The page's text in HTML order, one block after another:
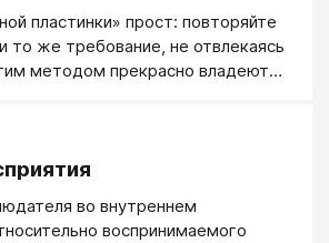
пластинки» прост: повторяйте
то же требование, не отвлекаясь
методом прекрасно владеют
во внутреннем
воспринимаемого